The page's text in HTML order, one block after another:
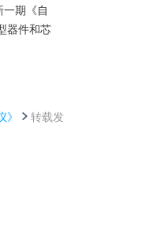
期《自
器件和芯
转载发